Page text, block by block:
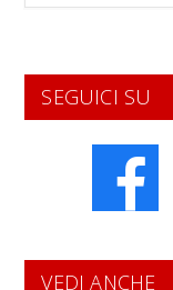
SEGUICI SU
VEDI ANCHE